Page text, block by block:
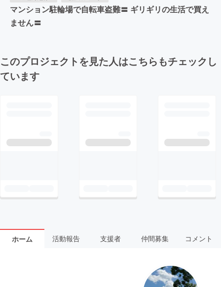
マンション駐輪場で自転車盗難〓 ギリギリの生活で買え
ません〓
このプロジェクトを見た人はこちらもチェックし
ています
ホーム 活動報告 支援者 仲間募集 コメント